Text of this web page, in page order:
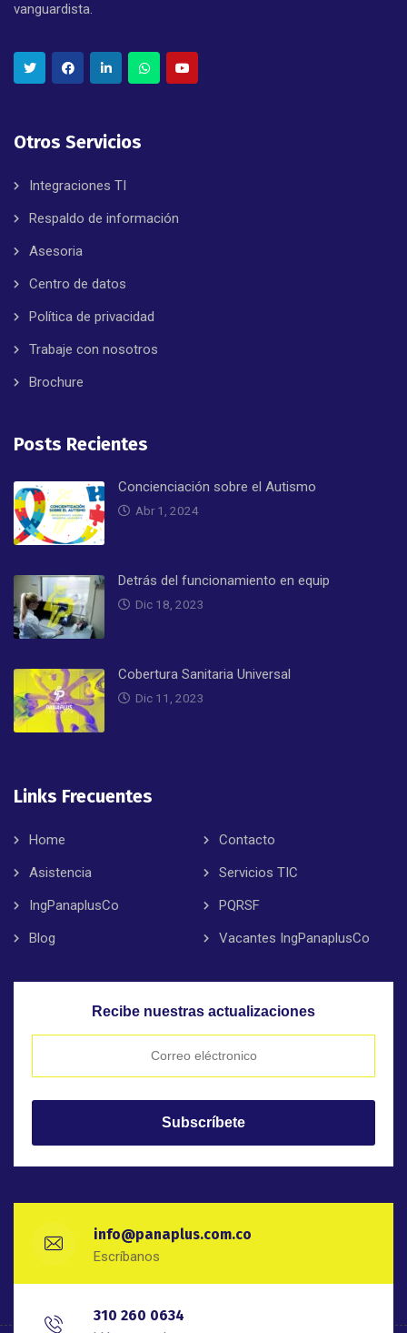
vanguardista.
Otros Servicios
Integraciones TI
Respaldo de información
Asesoria
Centro de datos
Política de privacidad
Trabaje con nosotros
Brochure
Posts Recientes
Concienciación sobre el Autismo
Abr 1, 2024
Detrás del funcionamiento en equip
Dic 18, 2023
Cobertura Sanitaria Universal
Dic 11, 2023
Links Frecuentes
Home
Contacto
Asistencia
Servicios TIC
IngPanaplusCo
PQRSF
Blog
Vacantes IngPanaplusCo
Recibe nuestras actualizaciones
info@panaplus.com.co
Escríbanos
310 260 0634